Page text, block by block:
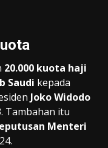
20.000 kuota haji
Saudi kepada
Joko Widodo
Tambahan itu
Menteri